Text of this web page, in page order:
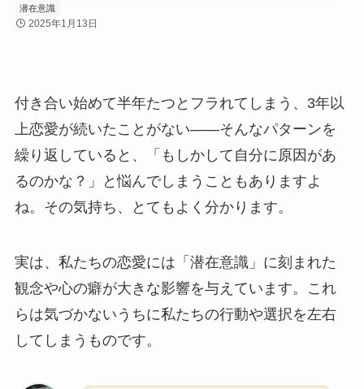
潜在意識
2025年1月13日
付き合い始めて半年たつとフラれてしまう、3年以
上恋愛が続いたことがない――そんなパターンを
繰り返していると、「もしかして自分に原因があ
るのかな？」と悩んでしまうこともありますよ
ね。その気持ち、とてもよく分かります。
実は、私たちの恋愛には「潜在意識」に刻まれた
観念や心の癖が大きな影響を与えています。これ
らは気づかないうちに私たちの行動や選択を左右
してしまうものです。